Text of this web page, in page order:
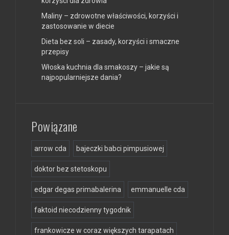
Maliny – zdrowotne właściwości, korzyści i
zastosowanie w diecie
Dieta bez soli – zasady, korzyści i smaczne
przepisy
Włoska kuchnia dla smakoszy – jakie są
najpopularniejsze dania?
Powiązane
arrow cda bajeczki babci pimpusiowej
doktor bez stetoskopu
edgar degas primabalerina emmanuelle cda
faktoid niecodzienny tygodnik
frankowicze w coraz większych tarapatach